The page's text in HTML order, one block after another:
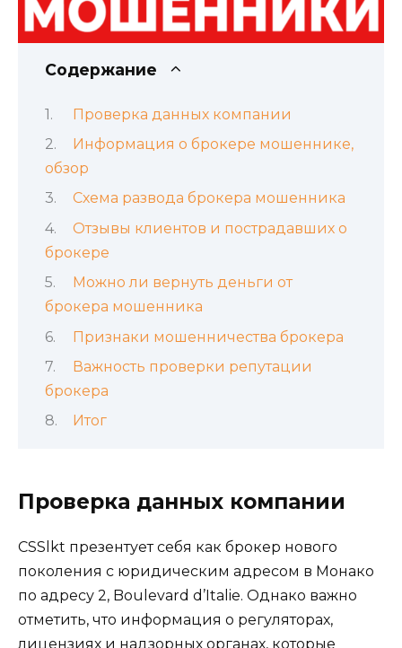
Содержание
Проверка данных компании
Информация о брокере мошеннике,
обзор
Схема развода брокера мошенника
Отзывы клиентов и пострадавших о
брокере
Можно ли вернуть деньги от
брокера мошенника
Признаки мошенничества брокера
Важность проверки репутации
брокера
Итог
Проверка данных компании
CSSlkt презентует себя как брокер нового
поколения с юридическим адресом в Монако
по адресу 2, Boulevard d’Italie. Однако важно
отметить, что информация о регуляторах,
лицензиях и надзорных органах, которые